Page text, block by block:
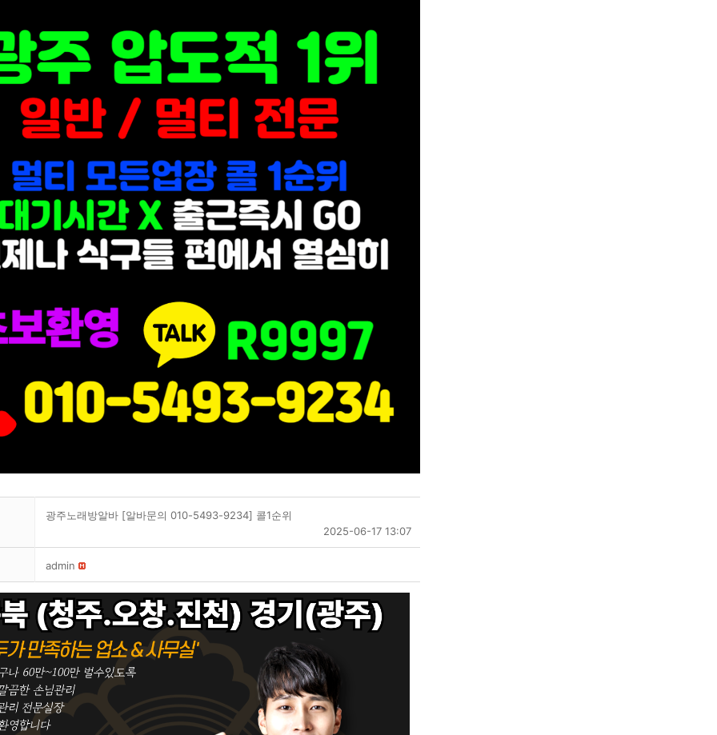
광주노래방알바 [알바문의 010-5493-9234] 콜1순위
2025-06-17 13:07
admin